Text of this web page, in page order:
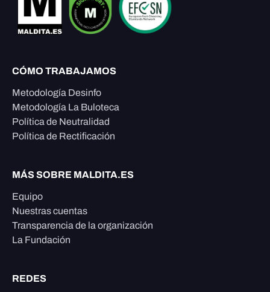
CÓMO TRABAJAMOS
Metodología Desinfo
Metodología La Buloteca
Política de Neutralidad
Política de Rectificación
MÁS SOBRE MALDITA.ES
Equipo
Nuestras cuentas
Transparencia de la organización
La Fundación
REDES